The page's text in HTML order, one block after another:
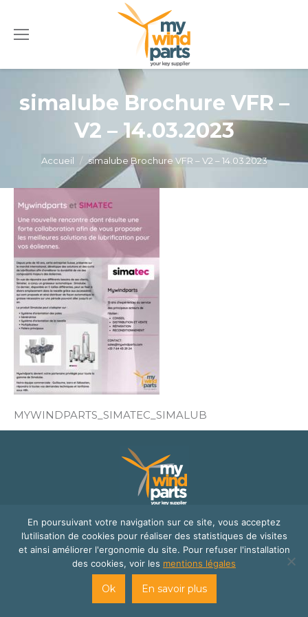
simalube Brochure VFR –
V2 – 14.03.2023
Vous êtes ici :
Accueil simalube Brochure VFR – V2 – 14.03.2023
MYWINDPARTS_SIMATEC_SIMALUB
© Mywindparts 2016
site internet créé par Cats Eye Design | Agence web Aveyron
LondresetFlorence Cailloux | Communication d'entreprise
En poursuivant votre navigation sur ce site, vous acceptez
l’utilisation de cookies pour réaliser des statistiques de visites
et ainsi améliorer l'ergonomie du site. Pour refuser l'installation
des cookies, voir les mentions légales
Ok En savoir plus